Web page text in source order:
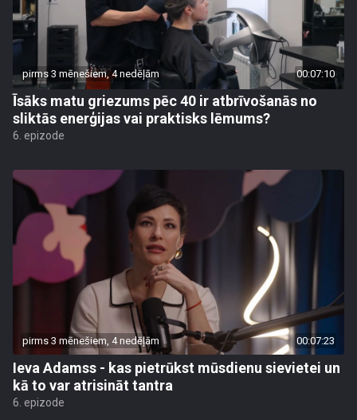
pirms 3 mēnešiem, 4 nedēļām 00:07:10
Īsāks matu griezums pēc 40 ir atbrīvošanās no
sliktās enerģijas vai praktisks lēmums?
6. epizode
pirms 3 mēnešiem, 4 nedēļām 00:07:23
Ieva Adamss - kas pietrūkst mūsdienu sievietei un
kā to var atrisināt tantra
6. epizode